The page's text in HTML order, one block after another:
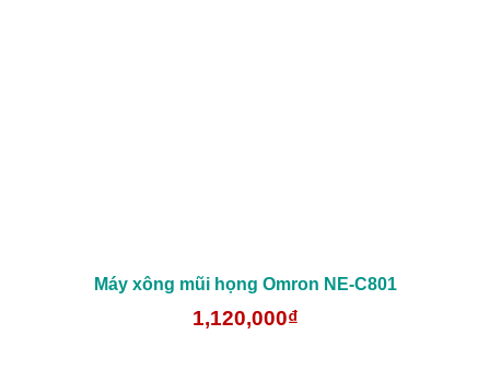
Máy xông mũi họng Omron NE-C801
1,120,000₫